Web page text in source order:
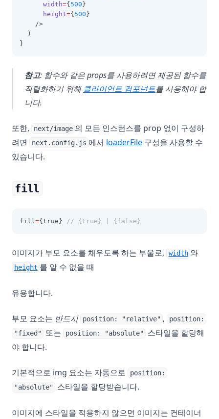
width={ 500 }
height={ 500 }
    />
  )
}
참고: 함수와 같은 props를 사용하려면 제공된 함수를
직렬화하기 위해 클라이언트 컴포넌트를 사용해야 합
니다.
또한, next/image 의 모든 인스턴스를 prop 없이 구성하
려면
next.config.js 에서 loaderFile 구성을 사용할 수
있습니다.
fill
fill={true} // {true} | {false}
이미지가 부모 요소를 채우도록 하는 부울로, width 와
height 를 알 수 없을 때
유용합니다.
부모 요소는 반드시 position: "relative" ,
position:
"fixed"
또는 position: "absolute"
스타일을 할당해
야 합니다.
기본적으로 img 요소는 자동으로
position:
"absolute"
스타일을 할당받습니다.
이미지에 스타일을 적용하지 않으면 이미지는 컨테이너